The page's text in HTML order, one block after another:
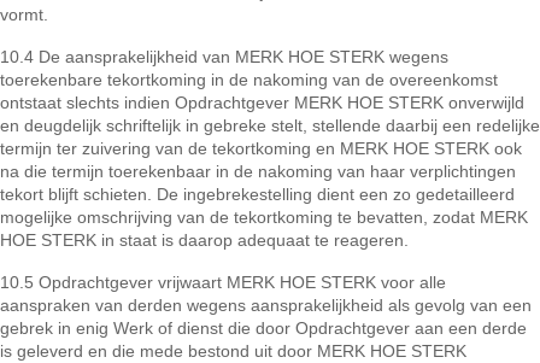
vormt.
10.4 De aansprakelijkheid van MERK HOE STERK wegens
toerekenbare tekortkoming in de nakoming van de overeenkomst
ontstaat slechts indien Opdrachtgever MERK HOE STERK onverwijld
en deugdelijk schriftelijk in gebreke stelt, stellende daarbij een redelijke
termijn ter zuivering van de tekortkoming en MERK HOE STERK ook
na die termijn toerekenbaar in de nakoming van haar verplichtingen
tekort blijft schieten. De ingebrekestelling dient een zo gedetailleerd
mogelijke omschrijving van de tekortkoming te bevatten, zodat MERK
HOE STERK in staat is daarop adequaat te reageren.
10.5 Opdrachtgever vrijwaart MERK HOE STERK voor alle
aanspraken van derden wegens aansprakelijkheid als gevolg van een
gebrek in enig Werk of dienst die door Opdrachtgever aan een derde
is geleverd en die mede bestond uit door MERK HOE STERK